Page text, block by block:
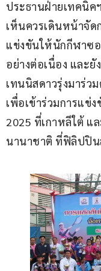
ประธานฝ่ายเทคนิค
เห็นควรเดินหน้าจัด
แข่งขันให้นักกีฬาซ
อย่างต่อเนื่อง และ
เทนนิสดาวรุ่งมาร่ว
เพื่อเข้าร่วมการแข่
2025 ที่เกาหลีใต้
นานาชาติ ที่ฟิลิปปิน